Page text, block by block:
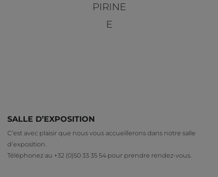
PIRINE
E
SALLE D’EXPOSITION
C’est avec plaisir que nous vous accueillerons dans notre salle
d’exposition.
Téléphonez au +32 (0)50 33 35 54 pour prendre rendez-vous.